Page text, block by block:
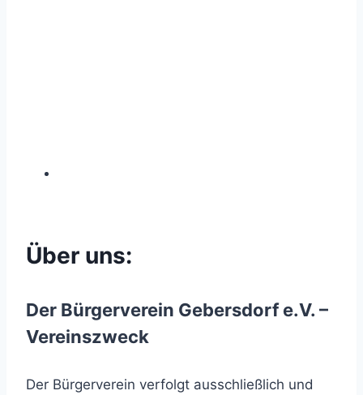
Über uns:
Der Bürgerverein Gebersdorf e.V. –
Vereinszweck
Der Bürgerverein verfolgt ausschließlich und